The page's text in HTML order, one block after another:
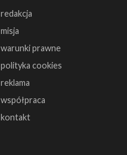
redakcja
misja
warunki prawne
polityka cookies
reklama
współpraca
kontakt